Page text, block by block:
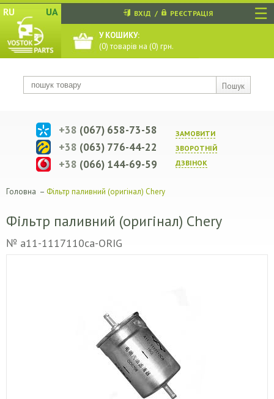
☰
RU UA
Пошук
ВХІД / РЕЄСТРАЦІЯ
У КОШИКУ:
(0) товарів на (0) грн.
ЗАМОВИТИ
ЗВОРОТНIЙ
ДЗВIНОК
+38 (067) 658-73-58
+38 (063) 776-44-22
+38 (066) 144-69-59
Головна – Фільтр паливний (оригінал) Chery
Фільтр паливний (оригінал) Chery
№ a11-1117110ca-ORIG